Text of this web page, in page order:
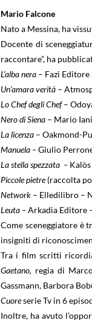
Mario Falcone
Nato a Messina, ha
Docente di
raccontare”, ha
L’alba nera – Fazi
Un’amara verità –
Lo Chef degli Chef–
Nero di Siena – Mario
La licenza – Oakmond-
Manuela –Giulio
La stella spezzata –
Piccole pietre(raccolta
Network – Elledilibro –
Leuta –Arkadia Editore
Come sceneggiatore è
insigniti di
Tra i film scritti
Gaetano, regia di
Gassmann, Barbora
Cuoreserie Tv in 6
Inoltre, ha avuto